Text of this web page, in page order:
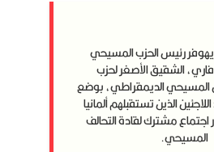
رئيس الحزب المسيحي
الشقيق الأصغر لحزب
المسيحي الديمقراطي، بوضع
الذين تستقبلهم ألمانيا
مشترك لقادة التحالف
المسيحي.